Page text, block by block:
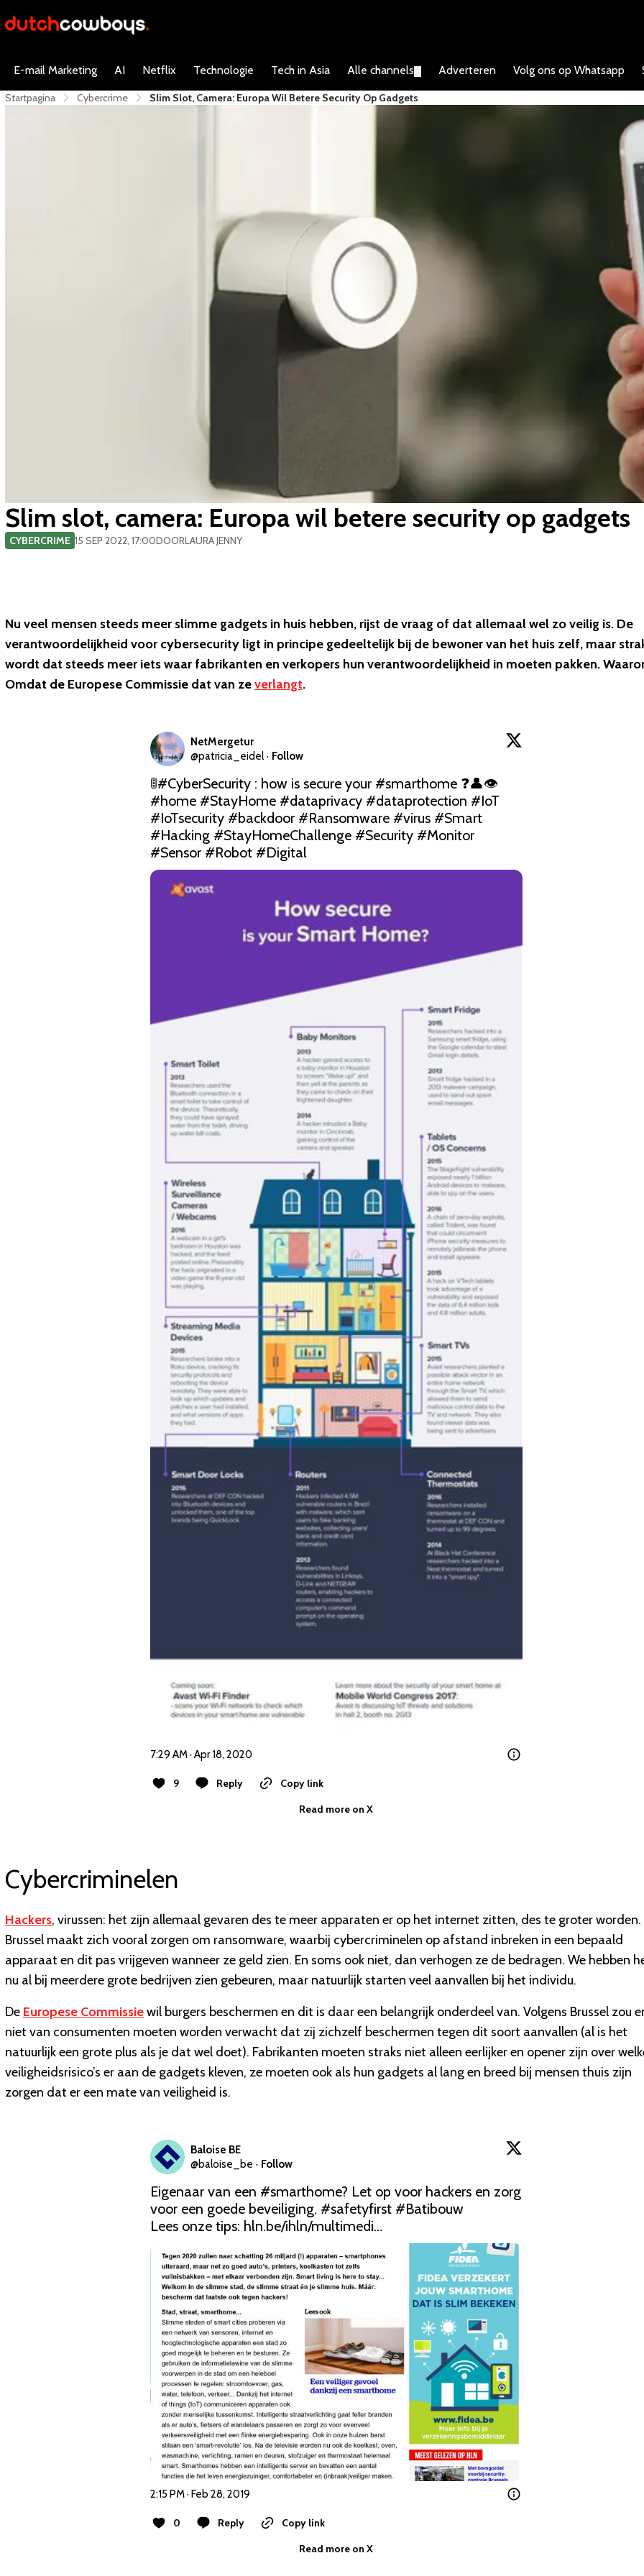
E-mail Marketing AI Netflix Technologie Tech in Asia Alle channels Adverteren Volg ons op Whatsapp
Startpagina Cybercrime Slim Slot, Camera: Europa Wil Betere Security Op Gadgets
Slim slot, camera: Europa wil betere security op gadgets
CYBERCRIME 15 SEP 2022, 17:00DOORLAURA JENNY
Nu veel mensen steeds meer slimme gadgets in huis hebben, rijst de vraag of dat allemaal wel zo veilig is. De
verantwoordelijkheid voor cybersecurity ligt in principe gedeeltelijk bij de bewoner van het huis zelf, maar
wordt dat steeds meer iets waar fabrikanten en verkopers hun verantwoordelijkheid in moeten pakken.
Omdat de Europese Commissie dat van zeverlangt.
NetMergetur
@patricia_eidel · Follow
🚦#CyberSecurity : how is secure your #smarthome
❓👤👁
#home #StayHome #dataprivacy #dataprotection #IoT
#IoTsecurity #backdoor #Ransomware #virus #Smart
#Hacking #StayHomeChallenge #Security #Monitor
#Sensor #Robot #Digital
7:29 AM · Apr 18, 2020
9 Reply
Copy link
Read more on X
Cybercriminelen
Hackers, virussen: het zijn allemaal gevaren des te meer apparaten er op het internet zitten, des te groter worden.
Brussel maakt zich vooral zorgen om ransomware, waarbij cybercriminelen op afstand inbreken in een bepaald
apparaat en dit pas vrijgeven wanneer ze geld zien. En soms ook niet, dan verhogen ze de bedragen. We hebben
nu al bij meerdere grote bedrijven zien gebeuren, maar natuurlijk starten veel aanvallen bij het individu.
De Europese Commissiewil burgers beschermen en dit is daar een belangrijk onderdeel van. Volgens Brussel zou
niet van consumenten moeten worden verwacht dat zij zichzelf beschermen tegen dit soort aanvallen (al is het
natuurlijk een grote plus als je dat wel doet). Fabrikanten moeten straks niet alleen eerlijker en opener zijn over
veiligheidsrisico’s er aan de gadgets kleven, ze moeten ook als hun gadgets al lang en breed bij mensen thuis zijn
zorgen dat er een mate van veiligheid is.
Baloise BE
@baloise_be · Follow
Eigenaar van een #smarthome? Let op voor hackers en zorg
voor een goede beveiliging. #safetyfirst #Batibouw
Lees onze tips: hln.be/ihln/multimedi…
2:15 PM · Feb 28, 2019
0 Reply
Copy link
Read more on X